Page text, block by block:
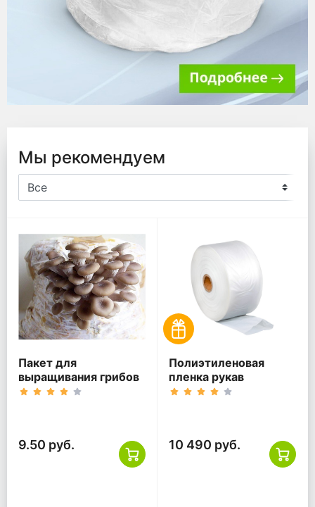
Мы рекомендуем
Пакет для
выращивания грибов
9.50 руб.
Полиэтиленовая
пленка рукав
10 490 руб.